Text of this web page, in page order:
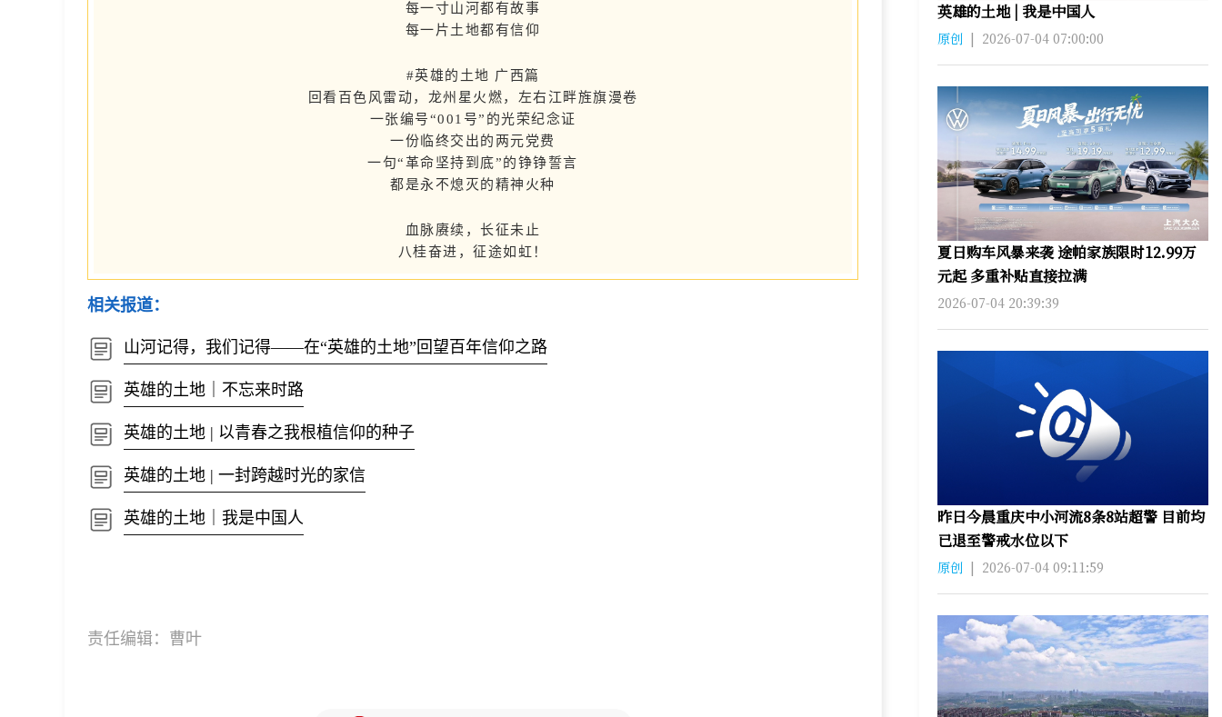
每一寸山河都有故事
每一片土地都有信仰
#英雄的土地 广西篇
回看百色风雷动，龙州星火燃，左右江畔旌旗漫卷
一张编号“001号”的光荣纪念证
一份临终交出的两元党费
一句“革命坚持到底”的铮铮誓言
都是永不熄灭的精神火种
血脉赓续，长征未止
八桂奋进，征途如虹！
相关报道：
山河记得，我们记得——在“英雄的土地”回望百年信仰之路
英雄的土地｜不忘来时路
英雄的土地 | 以青春之我根植信仰的种子
英雄的土地 | 一封跨越时光的家信
英雄的土地｜我是中国人
责任编辑： 曹叶
英雄的土地 | 我是中国人
原创 | 2026-07-04 07:00:00
夏日购车风暴来袭 途帕家族限时12.99万
元起 多重补贴直接拉满
2026-07-04 20:39:39
昨日今晨重庆中小河流8条8站超警 目前均
已退至警戒水位以下
原创 | 2026-07-04 09:11:59